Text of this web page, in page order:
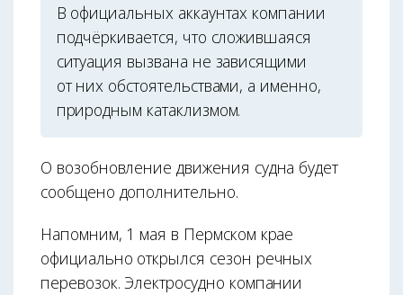
В официальных аккаунтах компании
подчёркивается, что сложившаяся
ситуация вызвана не зависящими
от них обстоятельствами, а именно,
природным катаклизмом.
О возобновление движения судна будет
сообщено дополнительно.
Напомним, 1 мая в Пермском крае
официально открылся сезон речных
перевозок. Электросудно компании